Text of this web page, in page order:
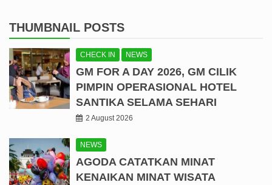
THUMBNAIL POSTS
CHECK IN NEWS
GM FOR A DAY 2026, GM CILIK
PIMPIN OPERASIONAL HOTEL
SANTIKA SELAMA SEHARI
2 August 2026
NEWS
AGODA CATATKAN MINAT
KENAIKAN MINAT WISATA